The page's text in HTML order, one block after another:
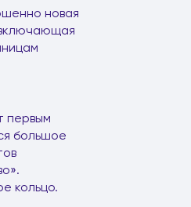
новая
первым
большое
кольцо.